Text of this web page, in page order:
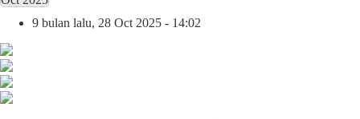
9 bulan lalu, 28 Oct 2025 - 14:02